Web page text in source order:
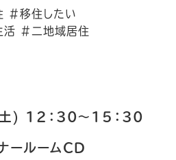
#移住したい
#二地域居住
) 12：30～15：30
ールームCD